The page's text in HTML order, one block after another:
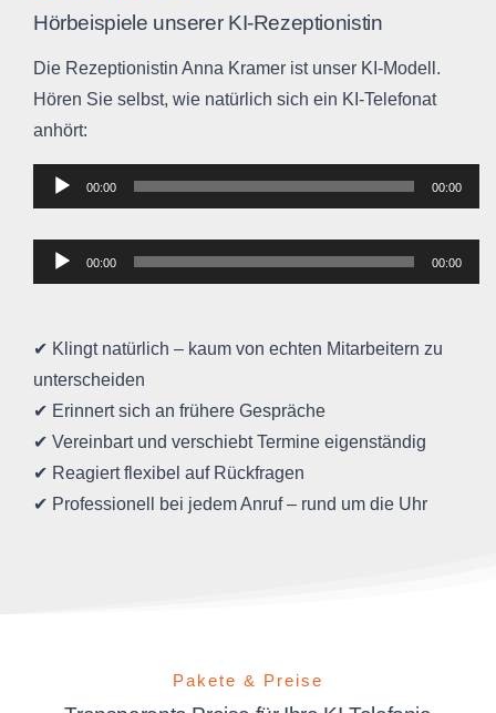
Hörbeispiele unserer KI-Rezeptionistin
Die Rezeptionistin Anna Kramer ist unser KI-Modell.
Hören Sie selbst, wie natürlich sich ein KI-Telefonat
anhört:
Audio-
Player
00:00 00:00
Audio-
Player
00:00 00:00
✔ Klingt natürlich – kaum von echten Mitarbeitern zu
unterscheiden
✔ Erinnert sich an frühere Gespräche
✔ Vereinbart und verschiebt Termine eigenständig
✔ Reagiert flexibel auf Rückfragen
✔ Professionell bei jedem Anruf – rund um die Uhr
Pakete & Preise